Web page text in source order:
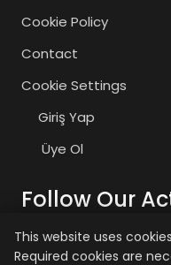
Cookie Policy
Contact
Cookie Settings
Giriş Yap
Üye Ol
Follow Our
This website uses
Required cookies are